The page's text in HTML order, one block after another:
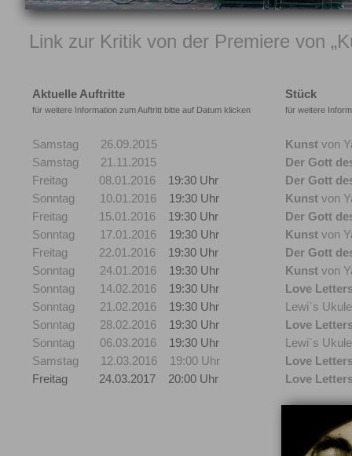
Aktuelle Auftritte
für weitere Information zum Auftritt bitte auf Datum klicken
Samstag 26.09.2015
Samstag 21.11.2015
Freitag 08.01.2016 19:30 Uhr
Sonntag 10.01.2016
19:30 Uhr
Freitag 15.01.2016
19:30 Uhr
Sonntag 17.01.2016
19:30 Uhr
Freitag 22.01.2016
19:30 Uhr
Sonntag 24.01.2016
19:30 Uhr
Sonntag 14.02.2016
19:30 Uhr
Sonntag 21.02.2016
19:30 Uhr
Sonntag 28.02.2016
19:30 Uhr
Sonntag 06.03.2016
19:30 Uhr
Samstag 12.03.2016 19:00 Uhr
Freitag 24.03.2017 20:00 Uhr
Stück
für weitere
Kunst von
Der Gott
Der Gott
Kunst von
Der Gott
Kunst von
Der Gott
Kunst von
Love
Lewi`s
Love
Lewi`s
Love
Love
Link zur Kritik von der Premiere von